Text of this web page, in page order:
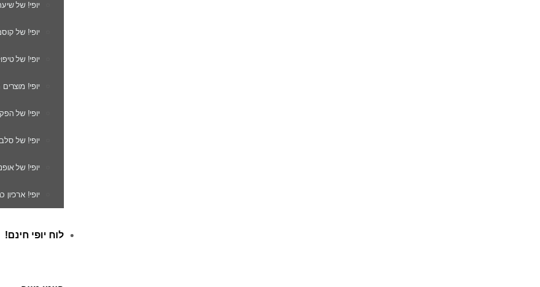
יופי! של
יופי! של
יופי! של
יופי!
יופי! של
יופי! של
יופי! של
יופי! ארכיון
לוח יופי חינם!